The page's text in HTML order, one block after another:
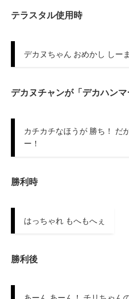
テラスタル使用時
デカヌちゃん おめかし しー
デカヌチャンが「デカハン
カチカチなほうが 勝ち！ だ
ー！
勝利時
はっちゃれ もへもへぇ
勝利後